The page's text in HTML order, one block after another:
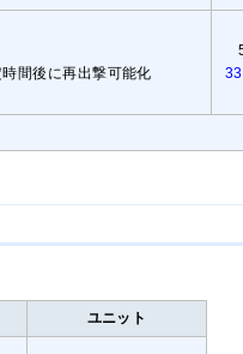
間後に再出撃可能化
ユニット